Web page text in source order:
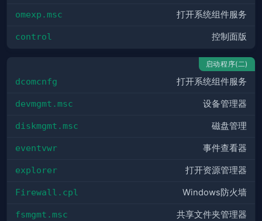
omexp.msc 打开系统组件服务
control 控制面版
启动程序(二)
dcomcnfg 打开系统组件服务
devmgmt.msc 设备管理器
diskmgmt.msc 磁盘管理
eventvwr 事件查看器
explorer 打开资源管理器
Firewall.cpl Windows防火墙
fsmgmt.msc 共享文件夹管理器